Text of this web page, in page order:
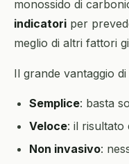
monossido di
indicatori per
meglio di altri fattori
Il grande vantaggio
Semplice: basta
Veloce: il risultato
Non invasivo: